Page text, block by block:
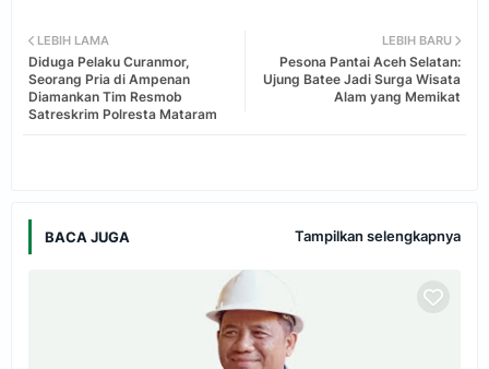
ats
LEBIH BARU
Pesona Pantai Aceh Selatan:
Ujung Batee Jadi Surga Wisata
Alam yang Memikat
LEBIH LAMA
Diduga Pelaku Curanmor,
Seorang Pria di Ampenan
Diamankan Tim Resmob
Satreskrim Polresta Mataram
BACA JUGA Tampilkan selengkapnya